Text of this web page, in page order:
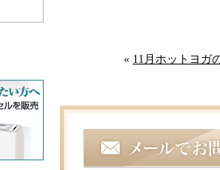
« 11月ホットヨガ